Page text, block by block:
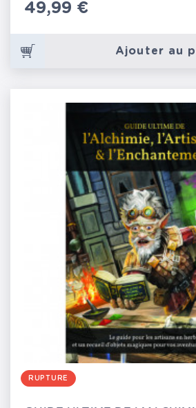
Prix
49,99 €
Ajouter au
RUPTURE